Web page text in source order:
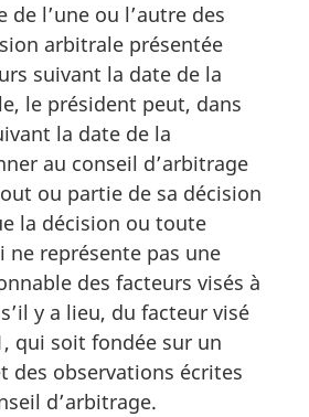
de l’une ou l’autre des
arbitrale présentée
suivant la date de la
le président peut, dans
la date de la
au conseil d’arbitrage
ou partie de sa décision
la décision ou toute
ne représente pas une
des facteurs visés à
y a lieu, du facteur visé
qui soit fondée sur un
des observations écrites
d’arbitrage.